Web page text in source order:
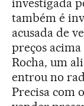
também é
acusada de
preços
Rocha, um
entrou no
Precisa com